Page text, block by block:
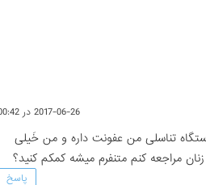
2017-06-26 در 00:42
تناسلی من عفونت داره و من خَیلی
مراجعه کنم متنفرم میشه کمکم کنید؟
پاسخ